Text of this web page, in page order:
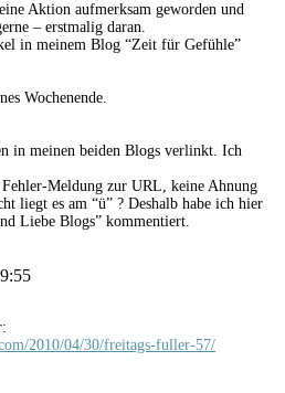
Aktion aufmerksam geworden und
– erstmalig daran.
in meinem Blog “Zeit für Gefühle”
Wochenende.
in meinen beiden Blogs verlinkt. Ich
Meldung zur URL, keine Ahnung
liegt es am “ü” ? Deshalb habe ich hier
Liebe Blogs” kommentiert.
2010/04/30/freitags-fuller-57/